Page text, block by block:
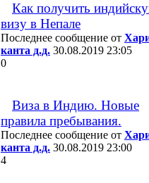
Как получить
визу в Непале
Последнее сообщение от
канта д.д. 30.08.2019 23:05
0
Виза в Индию. Новые
правила пребывания.
Последнее сообщение от
канта д.д. 30.08.2019 23:00
4